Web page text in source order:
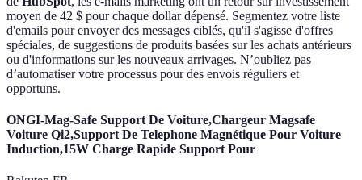
moyen de 42 $ pour chaque dollar dépensé. Segmentez votre liste
d'emails pour envoyer des messages ciblés, qu'il s'agisse d'offres
spéciales, de suggestions de produits basées sur les achats antérieurs
ou d'informations sur les nouveaux arrivages. N’oubliez pas
d’automatiser votre processus pour des envois réguliers et
opportuns.
ONGI-Mag-Safe Support De Voiture,Chargeur Magsafe
Voiture Qi2,Support De Telephone Magnétique Pour Voiture
Induction,15W Charge Rapide Support Pour